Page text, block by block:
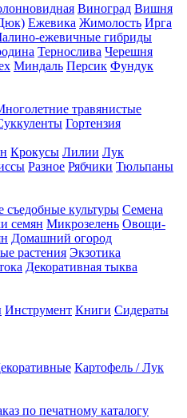
Виноград Вишня
Ежевика Жимолость Ирга
ежевичные гибриды
Тернослива Черешня
Миндаль Персик Фундук
травянистые
Гортензия
Крокусы Лилии Лук
Разное Рябчики Тюльпаны
съедобные культуры Семена
семян Микрозелень Овощи-
Домашний огород
растения Экзотика
Декоративная тыква
Инструмент Книги Сидераты
Картофель / Лук
по печатному каталогу